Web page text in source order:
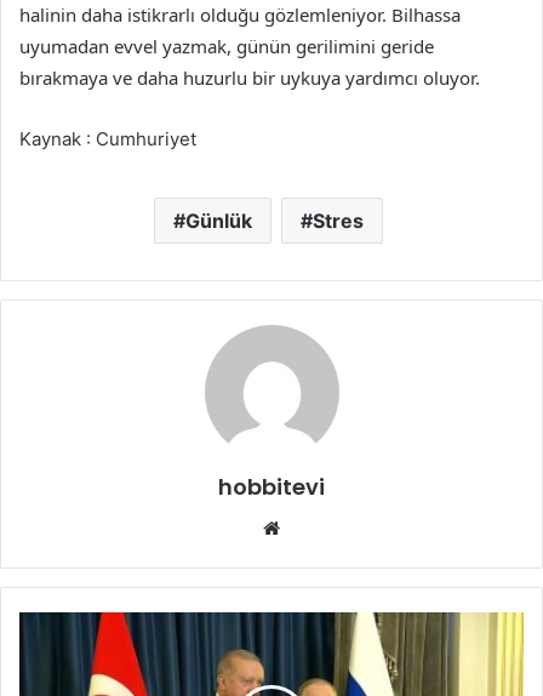
halinin daha istikrarlı olduğu gözlemleniyor. Bilhassa
uyumadan evvel yazmak, günün gerilimini geride
bırakmaya ve daha huzurlu bir uykuya yardımcı oluyor.
Kaynak : Cumhuriyet
Günlük Stres
hobbitevi
Web